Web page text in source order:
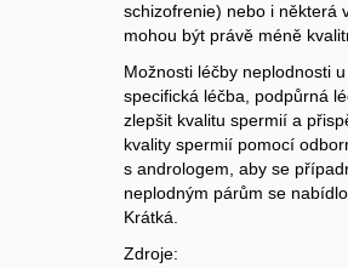
schizofrenie) nebo i některá
mohou být právě méně
Možnosti léčby neplodnosti
specifická léčba, podpůrná
zlepšit kvalitu spermií a
kvality spermií pomocí
s andrologem, aby se
neplodným párům se
Krátká.
Zdroje: